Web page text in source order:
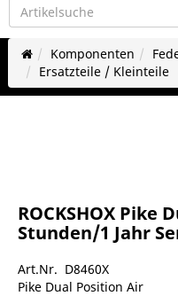
Komponenten
Ersatzteile / Kleinteile
ROCKSHOX Pike
Stunden/1 Jahr
Art.Nr. D8460X
Pike Dual Position Air